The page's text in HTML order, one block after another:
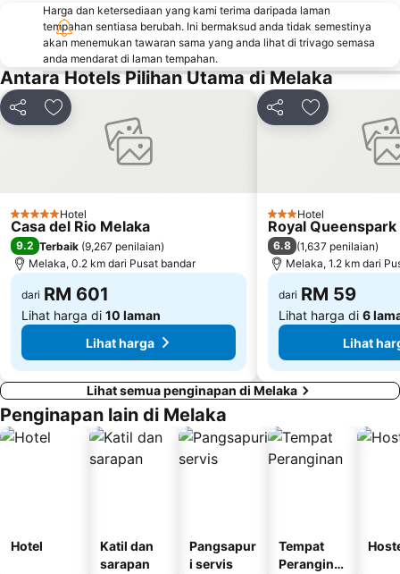
Harga dan ketersediaan yang kami terima daripada laman
tempahan sentiasa berubah. Ini bermaksud anda tidak semestinya
akan menemukan tawaran sama yang anda lihat di trivago semasa
anda mendarat di laman tempahan.
Antara Hotels Pilihan Utama di Melaka
Kongsi Tambah ke favorit
5 BintangHotel
Casa del Rio Melaka
9.2 Terbaik (9,267 penilaian)
Melaka, 0.2 km dari Pusat bandar
dari RM 601
Lihat harga di 10 laman
Lihat harga
Kongsi Tambah ke
3 Bintang
Hotel
Royal
6.8 (1,637 penilaian)
Melaka, 1.2 km dari
dari RM 59
Lihat harga di 6
Lihat
Lihat semua penginapan di Melaka
Penginapan lain di Melaka
Hotel
Katil dan
sarapan
Pangsapur
i servis
Tempat
Perangina